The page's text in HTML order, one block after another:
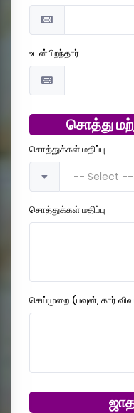
உடன்பிறந்தார்
சொத்து
சொத்துக்கள் மதிப்பு
-- Select --
சொத்துக்கள் மதிப்பு
செய்முறை (பவுன், கார்